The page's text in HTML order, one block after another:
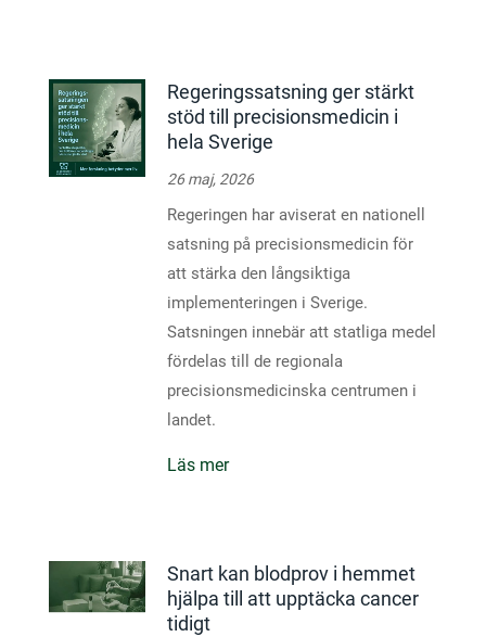
Regeringssatsning ger stärkt
stöd till precisionsmedicin i
hela Sverige
26 maj, 2026
Regeringen har aviserat en nationell
satsning på precisionsmedicin för
att stärka den långsiktiga
implementeringen i Sverige.
Satsningen innebär att statliga medel
fördelas till de regionala
precisionsmedicinska centrumen i
landet.
Läs mer
Snart kan blodprov i hemmet
hjälpa till att upptäcka cancer
tidigt